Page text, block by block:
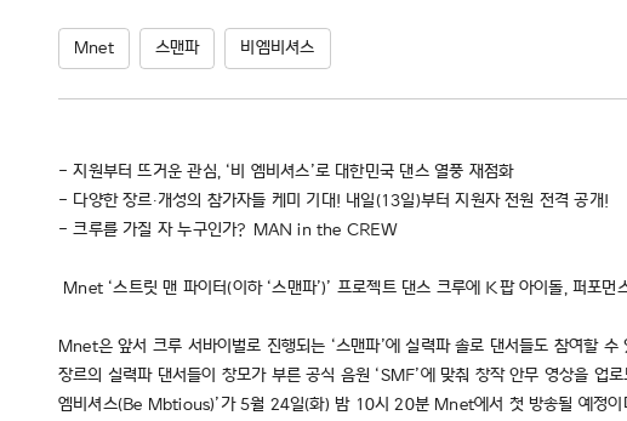
Mnet 스맨파 비엠비셔스
- 지원부터 뜨거운 관심, ‘비 엠비셔스’로 대한민국 댄스 열풍 재점화
- 다양한 장르∙개성의 참가자들 케미 기대! 내일(13일)부터 지원자 전원 전격 공개!
- 크루를 가질 자 누구인가? MAN in the CREW
Mnet ‘스트릿 맨 파이터(이하 ‘스맨파’)’ 프로젝트 댄스 크루에 K팝 아이돌, 퍼포
Mnet은 앞서 크루 서바이벌로 진행되는 ‘스맨파’에 실력파 솔로 댄서들도 참여할
장르의 실력파 댄서들이 창모가 부른 공식 음원 ‘SMF’에 맞춰 창작 안무 영상을 업
엠비셔스(Be Mbtious)’가 5월 24일(화) 밤 10시 20분 Mnet에서 첫 방송될 예정이